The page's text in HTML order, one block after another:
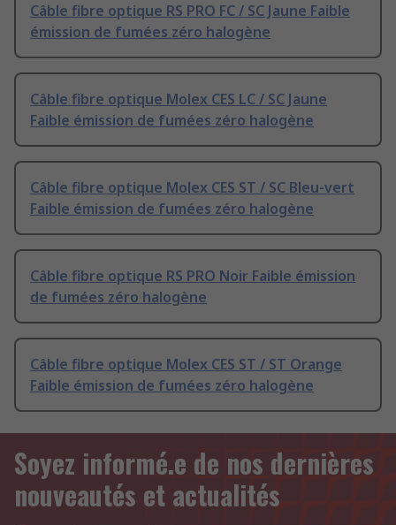
Câble fibre optique RS PRO FC / SC Jaune Faible
émission de fumées zéro halogène
Câble fibre optique Molex CES LC / SC Jaune
Faible émission de fumées zéro halogène
Câble fibre optique Molex CES ST / SC Bleu-vert
Faible émission de fumées zéro halogène
Câble fibre optique RS PRO Noir Faible émission
de fumées zéro halogène
Câble fibre optique Molex CES ST / ST Orange
Faible émission de fumées zéro halogène
Soyez informé.e de nos dernières
nouveautés et actualités